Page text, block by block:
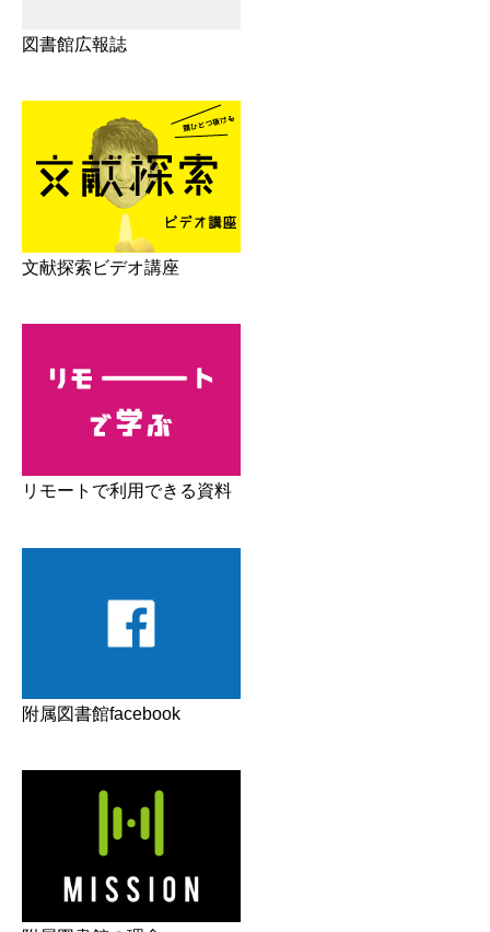
図書館広報誌
文献探索ビデオ講座
リモートで利用できる資料
附属図書館facebook